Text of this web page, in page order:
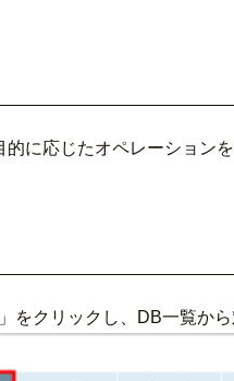
的に応じたオペレーショ
をクリックし、DB一覧か